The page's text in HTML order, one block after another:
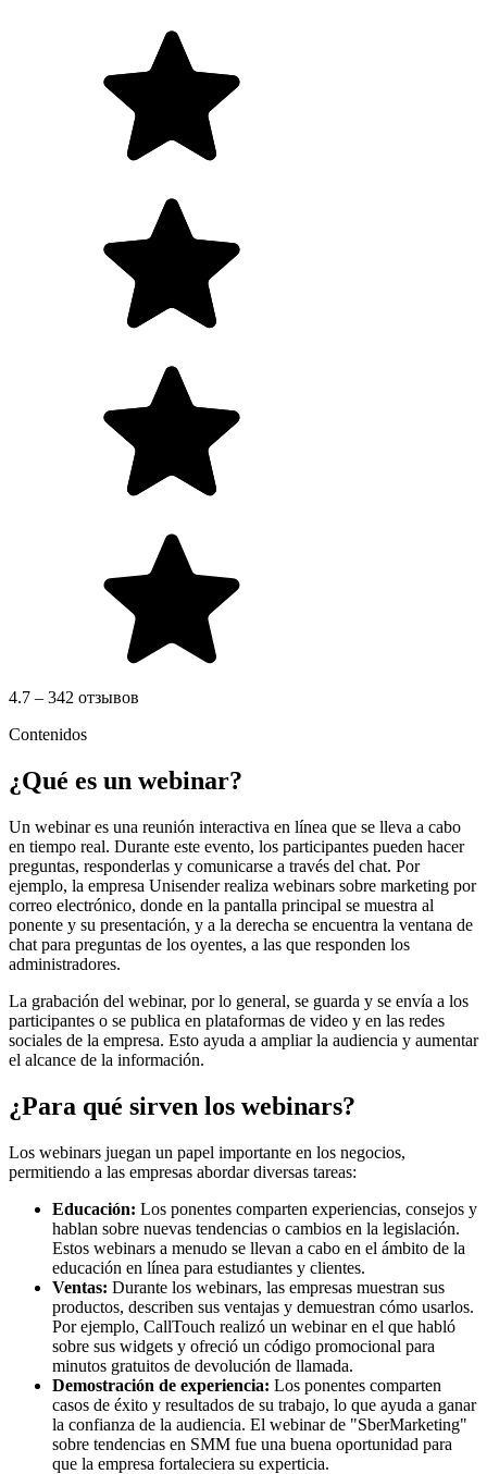
4.7 – 342 отзывов
Contenidos
¿Qué es un webinar?
Un webinar es una reunión interactiva en línea que se lleva a cabo
en tiempo real. Durante este evento, los participantes pueden hacer
preguntas, responderlas y comunicarse a través del chat. Por
ejemplo, la empresa Unisender realiza webinars sobre marketing por
correo electrónico, donde en la pantalla principal se muestra al
ponente y su presentación, y a la derecha se encuentra la ventana de
chat para preguntas de los oyentes, a las que responden los
administradores.
La grabación del webinar, por lo general, se guarda y se envía a los
participantes o se publica en plataformas de video y en las redes
sociales de la empresa. Esto ayuda a ampliar la audiencia y aumentar
el alcance de la información.
¿Para qué sirven los webinars?
Los webinars juegan un papel importante en los negocios,
permitiendo a las empresas abordar diversas tareas:
Educación: Los ponentes comparten experiencias, consejos y
hablan sobre nuevas tendencias o cambios en la legislación.
Estos webinars a menudo se llevan a cabo en el ámbito de la
educación en línea para estudiantes y clientes.
Ventas: Durante los webinars, las empresas muestran sus
productos, describen sus ventajas y demuestran cómo usarlos.
Por ejemplo, CallTouch realizó un webinar en el que habló
sobre sus widgets y ofreció un código promocional para
minutos gratuitos de devolución de llamada.
Demostración de experiencia: Los ponentes comparten
casos de éxito y resultados de su trabajo, lo que ayuda a ganar
la confianza de la audiencia. El webinar de "SberMarketing"
sobre tendencias en SMM fue una buena oportunidad para
que la empresa fortaleciera su experticia.